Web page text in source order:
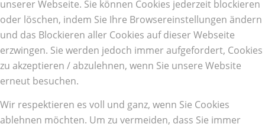
unserer Webseite. Sie können Cookies jederzeit blockieren
oder löschen, indem Sie Ihre Browsereinstellungen ändern
und das Blockieren aller Cookies auf dieser Webseite
erzwingen. Sie werden jedoch immer aufgefordert, Cookies
zu akzeptieren / abzulehnen, wenn Sie unsere Website
erneut besuchen.
Wir respektieren es voll und ganz, wenn Sie Cookies
ablehnen möchten. Um zu vermeiden, dass Sie immer